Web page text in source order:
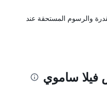
والرسوم المستحقة عند
فيلا ساموي